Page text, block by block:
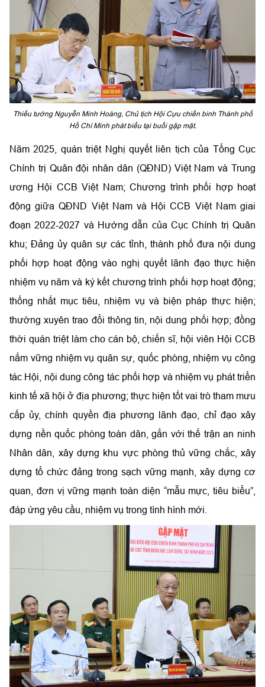
Thiếu tướng Nguyễn Minh Hoàng, Chủ tịch Hội Cựu chiến binh Thành phố
Hồ Chí Minh phát biểu tại buổi gặp mặt.
Năm 2025, quán triệt Nghị quyết liên tịch của Tổng Cục
Chính trị Quân đội nhân dân (QĐND) Việt Nam và Trung
ương Hội CCB Việt Nam; Chương trình phối hợp hoạt
động giữa QĐND Việt Nam và Hội CCB Việt Nam giai
đoạn 2022-2027 và Hướng dẫn của Cục Chính trị Quân
khu; Đảng ủy quân sự các tỉnh, thành phố đưa nội dung
phối hợp hoạt động vào nghị quyết lãnh đạo thực hiện
nhiệm vụ năm và ký kết chương trình phối hợp hoạt động;
thống nhất mục tiêu, nhiệm vụ và biện pháp thực hiện;
thường xuyên trao đổi thông tin, nội dung phối hợp; đồng
thời quán triệt làm cho cán bộ, chiến sĩ, hội viên Hội CCB
nắm vững nhiệm vụ quân sự, quốc phòng, nhiệm vụ công
tác Hội, nội dung công tác phối hợp và nhiệm vụ phát triển
kinh tế xã hội ở địa phương; thực hiện tốt vai trò tham mưu
cấp ủy, chính quyền địa phương lãnh đạo, chỉ đạo xây
dựng nền quốc phòng toàn dân, gắn với thế trận an ninh
Nhân dân, xây dựng khu vực phòng thủ vững chắc, xây
dựng tổ chức đảng trong sạch vững mạnh, xây dựng cơ
quan, đơn vị vững mạnh toàn diện “mẫu mực, tiêu biểu”,
đáp ứng yêu cầu, nhiệm vụ trong tình hình mới.